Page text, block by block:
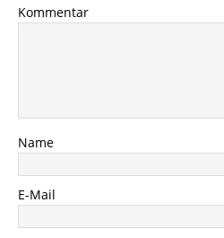
Kommentar
Name
E-Mail